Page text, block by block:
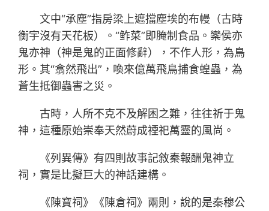
文中“承塵”指房梁上遮擋塵埃的布幔（古時
衡宇沒有天花板）。“鲊菜”即腌制食品。欒侯亦
鬼亦神（神是鬼的正面修辭），不作人形，為鳥
形。其“翕然飛出”，喚來億萬飛鳥捕食蝗蟲，為
蒼生抵御蟲害之災。
古時，人所不克不及解困之難，往往祈于鬼
神，這種原始崇奉天然蔚成禋祀萬靈的風尚。
《列異傳》有四則故事記敘秦報酬鬼神立
祠，實是比擬巨大的神話建構。
《陳寶祠》《陳倉祠》兩則，說的是秦穆公